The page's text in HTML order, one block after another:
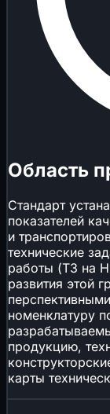
Область
Стандарт
показателей
и
технические
работы (ТЗ на
развития этой
номенклатуру
продукцию,
карты